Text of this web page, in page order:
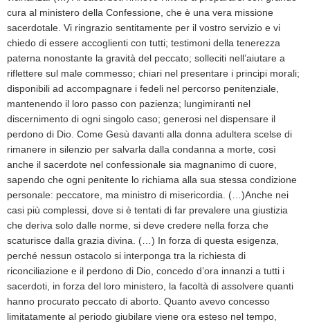
cura al ministero della Confessione, che è una vera missione
sacerdotale. Vi ringrazio sentitamente per il vostro servizio e vi
chiedo di essere accoglienti con tutti; testimoni della tenerezza
paterna nonostante la gravità del peccato; solleciti nell’aiutare a
riflettere sul male commesso; chiari nel presentare i principi morali;
disponibili ad accompagnare i fedeli nel percorso penitenziale,
mantenendo il loro passo con pazienza; lungimiranti nel
discernimento di ogni singolo caso; generosi nel dispensare il
perdono di Dio. Come Gesù davanti alla donna adultera scelse di
rimanere in silenzio per salvarla dalla condanna a morte, così
anche il sacerdote nel confessionale sia magnanimo di cuore,
sapendo che ogni penitente lo richiama alla sua stessa condizione
personale: peccatore, ma ministro di misericordia. (…)Anche nei
casi più complessi, dove si è tentati di far prevalere una giustizia
che deriva solo dalle norme, si deve credere nella forza che
scaturisce dalla grazia divina. (…) In forza di questa esigenza,
perché nessun ostacolo si interponga tra la richiesta di
riconciliazione e il perdono di Dio, concedo d’ora innanzi a tutti i
sacerdoti, in forza del loro ministero, la facoltà di assolvere quanti
hanno procurato peccato di aborto. Quanto avevo concesso
limitatamente al periodo giubilare viene ora esteso nel tempo,